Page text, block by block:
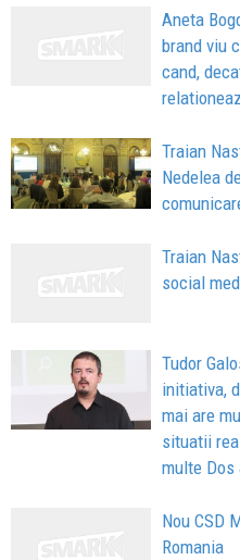
Aneta
brand viu
cand,
Traian
Nedelea
Traian
social
Tudor
initiativa,
mai are
situatii
multe
Nou CSD
Romania